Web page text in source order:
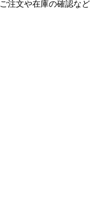
注文や在庫の確認など